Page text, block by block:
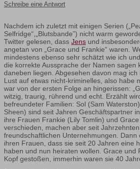
Schreibe eine Antwort
Nachdem ich zuletzt mit einigen Serien
Selfridge“,„Blutsbande”) nicht warm
Twitter gelesen, dass Jens und
angetan von „Grace und Frankie“ waren.
mindestens ebenso sehr schätzt wie ich
die korrekte Aussprache der Namen sagen
daneben liegen. Abgesehen davon mag ich
Lust auf etwas nicht-kriminelles, also habe
war von der ersten Folge an hingerissen:
witzig, traurig, rührend und echt. Erzählt
befreundeter Familien: Sol (Sam
Sheen) sind seit Jahren Geschäftspartner
ihre Frauen Frankie (Lily Tomlin) und
verschieden, machen aber seit
freundschaftlichen Unternehmungen.
ihren Frauen, dass sie seit 20 Jahren eine
haben und nun heiraten wollen. Grace und
Kopf gestoßen, immerhin waren sie 40